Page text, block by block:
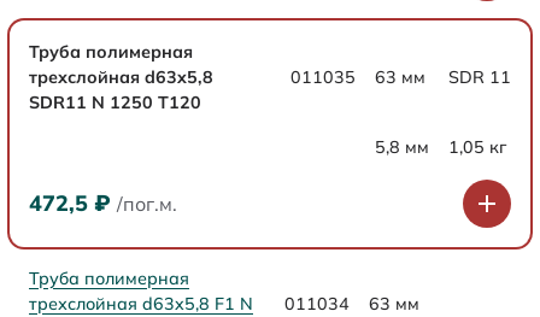
Труба полимерная
трехслойная d63x5,8
SDR11 N 1250 Т120
011035 63 мм SDR 11
5,8 мм 1,05 кг
472,5 ₽ /пог.м.
Труба полимерная
трехслойная d63x5,8 F1 N
011034 63 мм